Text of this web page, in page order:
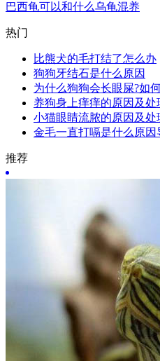
巴西龟可以和什么乌龟混养
热门
比熊犬的毛打结了怎么办
狗狗牙结石是什么原因
为什么狗狗会长眼屎?如
养狗身上痒痒的原因及处
小猫眼睛流脓的原因及处
金毛一直打嗝是什么原因
推荐